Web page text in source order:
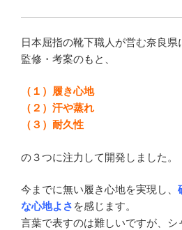
日本屈指の靴下職人が営む奈良
監修・考案のもと、
（１）履き心地
（２）汗や蒸れ
（３）耐久性
の３つに注力して開発しました。
今までに無い履き心地を実現し、
な心地よさ を感じます。
言葉で表すのは難しいですが、シ